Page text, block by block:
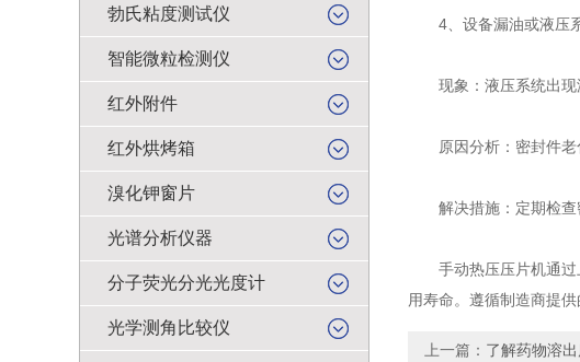
勃氏粘度测试仪
智能微粒检测仪
红外附件
红外烘烤箱
溴化钾窗片
光谱分析仪器
分子荧光分光光度计
光学测角比较仪
4、设备漏油或液压
现象：液压系统出现
原因分析：密封件老
解决措施：定期检查密
手动热压压片机通过上
用寿命。遵循制造商提
上一篇： 了解药物溶